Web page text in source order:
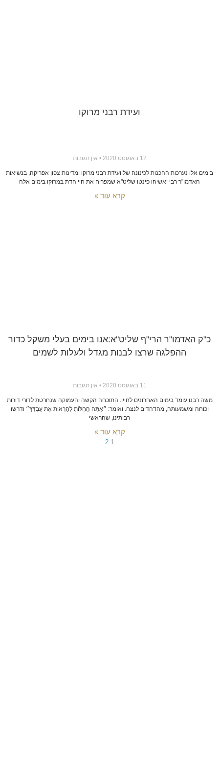
ועידת רבני מרוקו
12 באוגוסט 2020 אין תגובות
בימים אלו נערכות ההכנות לכינונה של ועידת רבני מרוקו ומדינות צפון אפריקה, בנשיאות
האדמו"ר רבי יאשיהו פינטו שליט"א שמפריח את חיי הדת במרוקו בימים אלה
קרא עוד »
כ"ק האדמו"ר הרי"ף שליט"א:אנו בימים בעלי משקל כדור
ההפלגה שרצו לבנות מגדל ולעלות לשמים
11 באוגוסט 2020 אין תגובות
משה רבנו עומד בימים האחרונים לחייו. התוכחה הקשה והעמוקה שנחרטת לדורי דורות
וכוחה ומשמעותה, מהדהדים לנצח. ואומר: ״אַתָּה הַחִלּוֹתָ לְהַרְאוֹת אֶת עַבְדְּךָ״ ודרשו
רבותינו, שהראשי
קרא עוד »
1
2